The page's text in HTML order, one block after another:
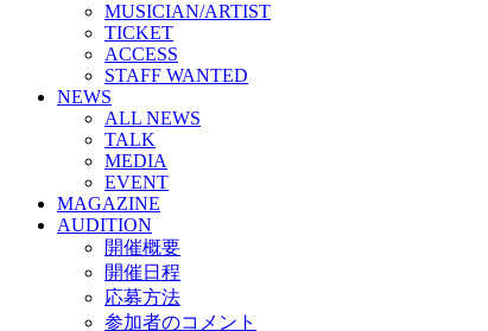
MUSICIAN/ARTIST
TICKET
ACCESS
STAFF WANTED
NEWS
ALL NEWS
TALK
MEDIA
EVENT
MAGAZINE
AUDITION
開催概要
開催日程
応募方法
参加者のコメント